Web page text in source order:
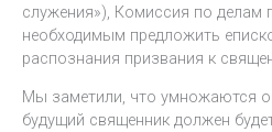
служения»), Комиссия по делам
необходимым предложить
распознания призвания к
Мы заметили, что умножаются
будущий священник должен